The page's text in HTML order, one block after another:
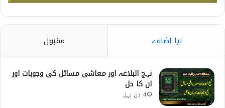
نیا اضافہ مقبول
نہج البلاغہ اور معاشی مسائل کی وجوہات اور
ان کا حل
4 دن پہلے